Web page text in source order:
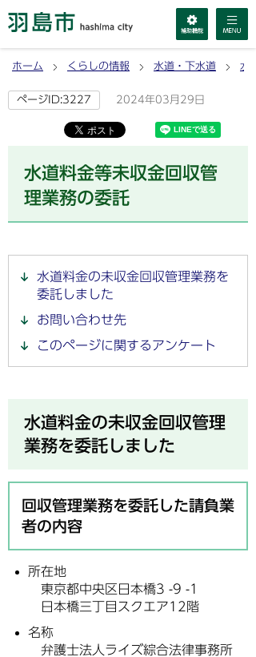
ホーム くらしの情報 水道・下水道 水道
ページID:3227 2024年03月29日
水道料金等未収金回収管
理業務の委託
水道料金の未収金回収管理業務を
委託しました
お問い合わせ先
このページに関するアンケート
水道料金の未収金回収管理
業務を委託しました
回収管理業務を委託した請負業
者の内容
所在地
東京都中央区日本橋3 -9 -1
日本橋三丁目スクエア12階
名称
弁護士法人ライズ綜合法律事務所